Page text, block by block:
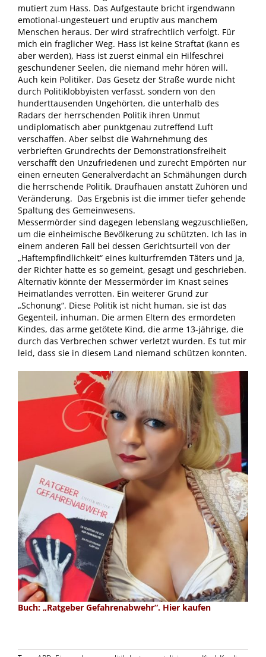
mutiert zum Hass. Das Aufgestaute bricht irgendwann
emotional-ungesteuert und eruptiv aus manchem
Menschen heraus. Der wird strafrechtlich verfolgt. Für
mich ein fraglicher Weg. Hass ist keine Straftat (kann es
aber werden), Hass ist zuerst einmal ein Hilfeschrei
geschundener Seelen, die niemand mehr hören will.
Auch kein Politiker. Das Gesetz der Straße wurde nicht
durch Politiklobbyisten verfasst, sondern von den
hunderttausenden Ungehörten, die unterhalb des
Radars der herrschenden Politik ihren Unmut
undiplomatisch aber punktgenau zutreffend Luft
verschaffen. Aber selbst die Wahrnehmung des
verbrieften Grundrechts der Demonstrationsfreiheit
verschafft den Unzufriedenen und zurecht Empörten nur
einen erneuten Generalverdacht an Schmähungen durch
die herrschende Politik. Draufhauen anstatt Zuhören und
Veränderung. Das Ergebnis ist die immer tiefer gehende
Spaltung des Gemeinwesens.
Messermörder sind dagegen lebenslang wegzuschließen,
um die einheimische Bevölkerung zu schützten. Ich las in
einem anderen Fall bei dessen Gerichtsurteil von der
„Haftempfindlichkeit“ eines kulturfremden Täters und ja,
der Richter hatte es so gemeint, gesagt und geschrieben.
Alternativ könnte der Messermörder im Knast seines
Heimatlandes verrotten. Ein weiterer Grund zur
„Schonung“. Diese Politik ist nicht human, sie ist das
Gegenteil, inhuman. Die armen Eltern des ermordeten
Kindes, das arme getötete Kind, die arme 13-jährige, die
durch das Verbrechen schwer verletzt wurden. Es tut mir
leid, dass sie in diesem Land niemand schützen konnten.
Buch: „Ratgeber Gefahrenabwehr“. Hier kaufen